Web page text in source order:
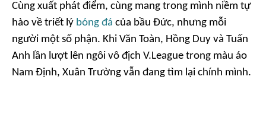
Cùng xuất phát điểm, cùng mang trong mình niềm tự
hào về triết lý bóng đá của bầu Đức, nhưng mỗi
người một số phận. Khi Văn Toàn, Hồng Duy và Tuấn
Anh lần lượt lên ngôi vô địch V.League trong màu áo
Nam Định, Xuân Trường vẫn đang tìm lại chính mình.